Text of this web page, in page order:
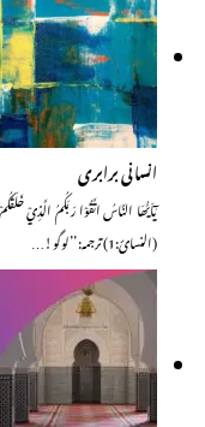
انسانی برابری
(النسائ:1) ترجمہ: ’’لوگو!…